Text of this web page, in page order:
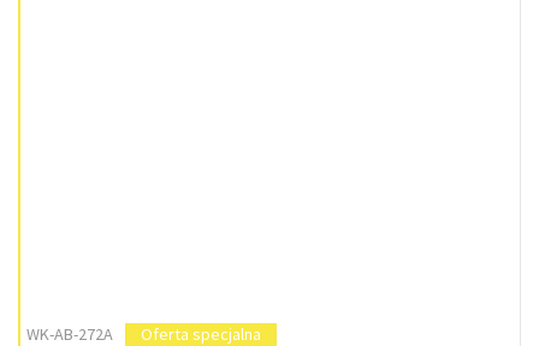
WK-AB-272A
Oferta specjalna